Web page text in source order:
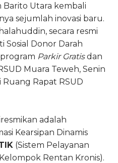
Barito Utara kembali
sejumlah inovasi baru.
secara resmi
Sosial Donor Darah
Parkir Gratisdan
Muara Teweh, Senin
Ruang Rapat RSUD
adalah
Kearsipan Dinamis
(Sistem Pelayanan
Rentan Kronis).